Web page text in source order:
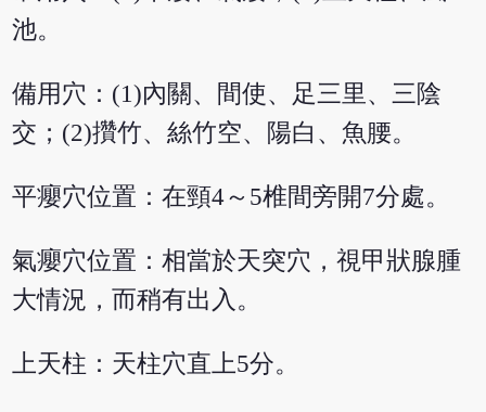
池。
備用穴：(1)內關、間使、足三里、三陰
交；(2)攢竹、絲竹空、陽白、魚腰。
平癭穴位置：在頸4～5椎間旁開7分處。
氣癭穴位置：相當於天突穴，視甲狀腺腫
大情況，而稍有出入。
上天柱：天柱穴直上5分。